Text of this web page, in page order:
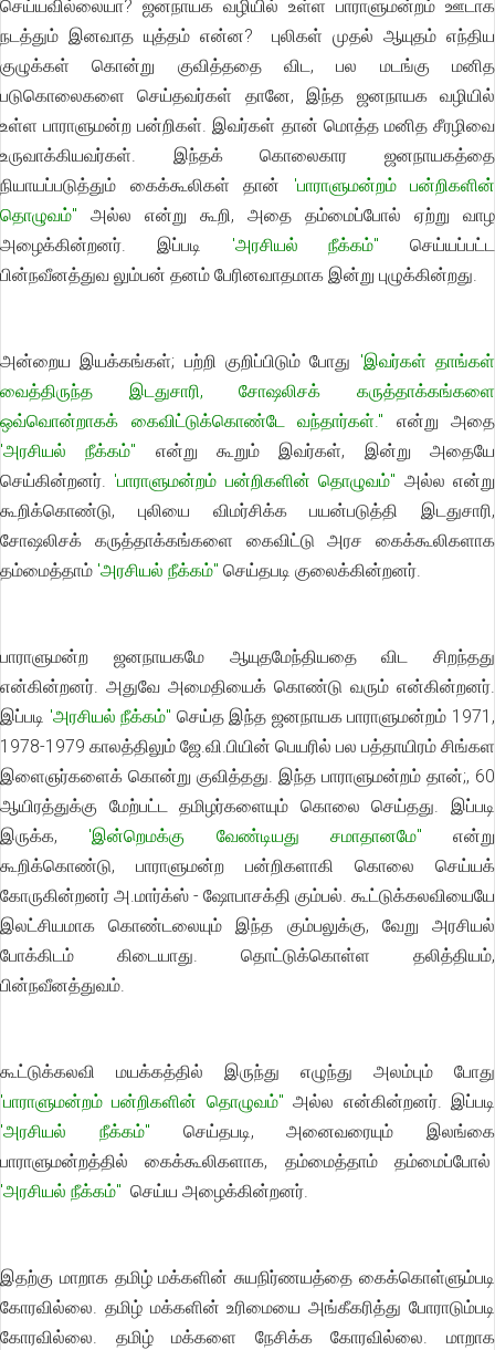
செய்யவில்லையா? ஜனநாயக வழியில் உள்ள பாராளுமன்றம் ஊடாக
நடத்தும் இனவாத யுத்தம் என்ன? புலிகள் முதல் ஆயுதம் எந்திய
குழுக்கள் கொன்று குவித்ததை விட, பல மடங்கு மனித
படுகொலைகளை செய்தவர்கள் தானே, இந்த ஜனநாயக வழியில்
உள்ள பாராளுமன்ற பன்றிகள். இவர்கள் தான் மொத்த மனித சீரழிவை
உருவாக்கியவர்கள். இந்தக் கொலைகார ஜனநாயகத்தை
நியாயப்படுத்தும் கைக்கூலிகள் தான் 'பாராளுமன்றம் பன்றிகளின்
தொழுவம்" அல்ல என்று கூறி, அதை தம்மைப்போல் ஏற்று வாழ
அழைக்கின்றனர். இப்படி 'அரசியல் நீக்கம்" செய்யப்பட்ட
பின்நவீனத்துவ லும்பன் தனம் பேரினவாதமாக இன்று புழுக்கின்றது.
அன்றைய இயக்கங்கள்; பற்றி குறிப்பிடும் போது 'இவர்கள் தாங்கள்
வைத்திருந்த இடதுசாரி, சோஷலிசக் கருத்தாக்கங்களை
ஒவ்வொன்றாகக் கைவிட்டுக்கொண்டே வந்தார்கள்." என்று அதை
'அரசியல் நீக்கம்" என்று கூறும் இவர்கள், இன்று அதையே
செய்கின்றனர். 'பாராளுமன்றம் பன்றிகளின் தொழுவம்" அல்ல என்று
கூறிக்கொண்டு, புலியை விமர்சிக்க பயன்படுத்தி இடதுசாரி,
சோஷலிசக் கருத்தாக்கங்களை கைவிட்டு அரச கைக்கூலிகளாக
தம்மைத்தாம் 'அரசியல் நீக்கம்" செய்தபடி குலைக்கின்றனர்.
பாராளுமன்ற ஜனநாயகமே ஆயுதமேந்தியதை விட சிறந்தது
என்கின்றனர். அதுவே அமைதியைக் கொண்டு வரும் என்கின்றனர்.
இப்படி 'அரசியல் நீக்கம்" செய்த இந்த ஜனநாயக பாராளுமன்றம் 1971,
1978-1979 காலத்திலும் ஜே.வி.பியின் பெயரில் பல பத்தாயிரம் சிங்கள
இளைஞர்களைக் கொன்று குவித்தது. இந்த பாராளுமன்றம் தான்;, 60
ஆயிரத்துக்கு மேற்பட்ட தமிழர்களையும் கொலை செய்தது. இப்படி
இருக்க, 'இன்றெமக்கு வேண்டியது சமாதானமே" என்று
கூறிக்கொண்டு, பாராளுமன்ற பன்றிகளாகி கொலை செய்யக்
கோருகின்றனர் அ.மார்க்ஸ் - ஷோபாசக்தி கும்பல். கூட்டுக்கலவியையே
இலட்சியமாக கொண்டலையும் இந்த கும்பலுக்கு, வேறு அரசியல்
போக்கிடம் கிடையாது. தொட்டுக்கொள்ள தலித்தியம்,
பின்நவீனத்துவம்.
கூட்டுக்கலவி மயக்கத்தில் இருந்து எழுந்து அலம்பும் போது
'பாராளுமன்றம் பன்றிகளின் தொழுவம்" அல்ல என்கின்றனர். இப்படி
'அரசியல் நீக்கம்" செய்தபடி, அனைவரையும் இலங்கை
பாராளுமன்றத்தில் கைக்கூலிகளாக, தம்மைத்தாம் தம்மைப்போல்
'அரசியல் நீக்கம்" செய்ய அழைக்கின்றனர்.
இதற்கு மாறாக தமிழ் மக்களின் சுயநிர்ணயத்தை கைக்கொள்ளும்படி
கோரவில்லை. தமிழ் மக்களின் உரிமையை அங்கீகரித்து போராடும்படி
கோரவில்லை. தமிழ் மக்களை நேசிக்க கோரவில்லை. மாறாக